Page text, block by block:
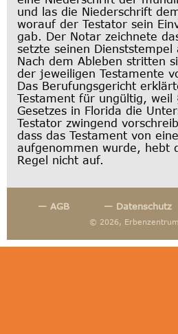
und las die Niederschrift
worauf der Testator sein
gab. Der Notar zeichnete
setzte seinen Dienststempel
Nach dem Ableben stritten
der jeweiligen Testamente
Das Berufungsgericht
Testament für ungültig, weil
Gesetzes in Florida die
Testator zwingend
dass das Testament von
aufgenommen wurde, hebt
Regel nicht auf.
© 2026,
— AGB — Datenschutz